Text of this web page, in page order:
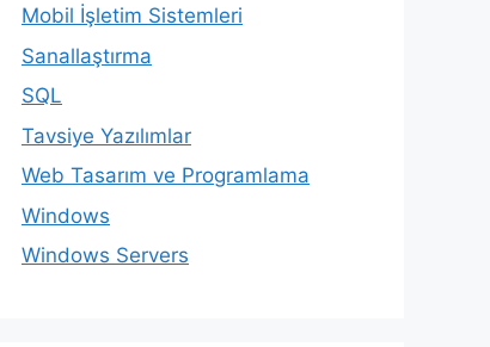
Mobil İşletim Sistemleri
Sanallaştırma
SQL
Tavsiye Yazılımlar
Web Tasarım ve Programlama
Windows
Windows Servers